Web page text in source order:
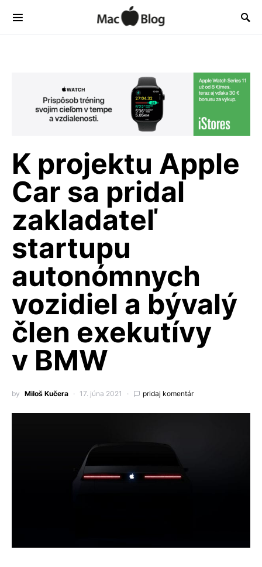
K projektu Apple
Car sa pridal
zakladateľ
startupu
autonómnych
vozidiel a bývalý
člen exekutívy
v BMW
by Miloš Kučera 17. júna 2021 pridaj komentár